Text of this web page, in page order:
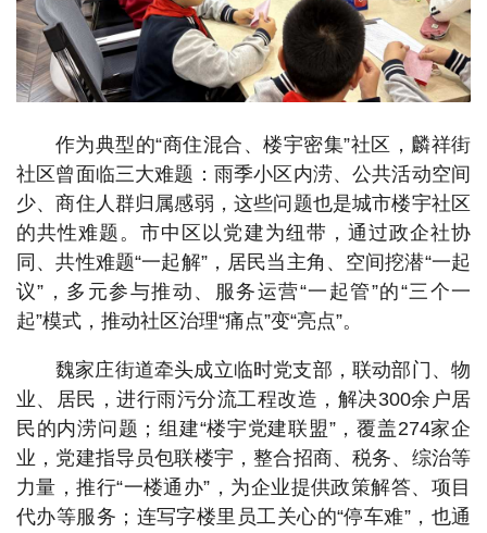
作为典型的“商住混合、楼宇密集”社区，麟祥街
社区曾面临三大难题：雨季小区内涝、公共活动空间
少、商住人群归属感弱，这些问题也是城市楼宇社区
的共性难题。市中区以党建为纽带，通过政企社协
同、共性难题“一起解”，居民当主角、空间挖潜“一起
议”，多元参与推动、服务运营“一起管”的“三个一
起”模式，推动社区治理“痛点”变“亮点”。
魏家庄街道牵头成立临时党支部，联动部门、物
业、居民，进行雨污分流工程改造，解决300余户居
民的内涝问题；组建“楼宇党建联盟”，覆盖274家企
业，党建指导员包联楼宇，整合招商、税务、综治等
力量，推行“一楼通办”，为企业提供政策解答、项目
代办等服务；连写字楼里员工关心的“停车难”，也通